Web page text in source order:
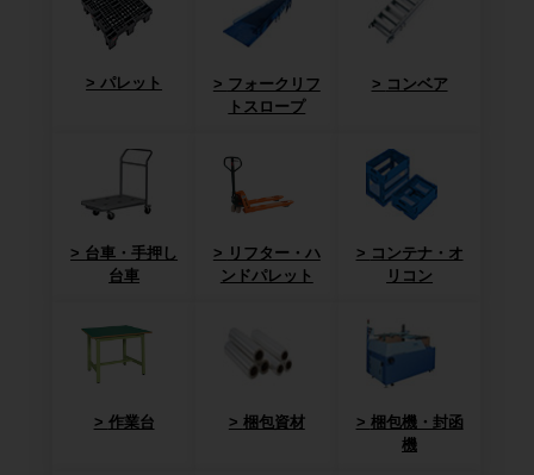
パレット
フォークリフ
トスロープ
コンベア
台車・手押し
台車
リフター・ハ
ンドパレット
コンテナ・オ
リコン
作業台 梱包資材
梱包機・封函
機